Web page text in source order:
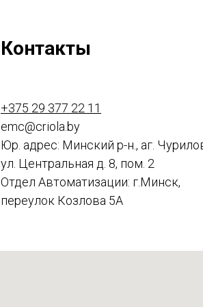
Контакты
+375 29 377 22 11
emc@criola.by
Юр. адрес: Минский р-н., аг.
ул. Центральная д. 8, пом. 2
Отдел Автоматизации: г.Минск,
переулок Козлова 5А